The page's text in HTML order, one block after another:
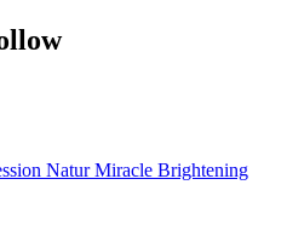
Natur Miracle Brightening